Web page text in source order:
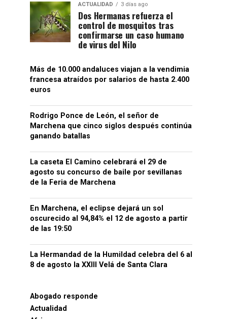
ACTUALIDAD 3 días ago
Dos Hermanas refuerza el
control de mosquitos tras
confirmarse un caso humano
de virus del Nilo
Más de 10.000 andaluces viajan a la vendimia
francesa atraídos por salarios de hasta 2.400
euros
Rodrigo Ponce de León, el señor de
Marchena que cinco siglos después continúa
ganando batallas
La caseta El Camino celebrará el 29 de
agosto su concurso de baile por sevillanas
de la Feria de Marchena
En Marchena, el eclipse dejará un sol
oscurecido al 94,84% el 12 de agosto a partir
de las 19:50
La Hermandad de la Humildad celebra del 6 al
8 de agosto la XXIII Velá de Santa Clara
Abogado responde
Actualidad